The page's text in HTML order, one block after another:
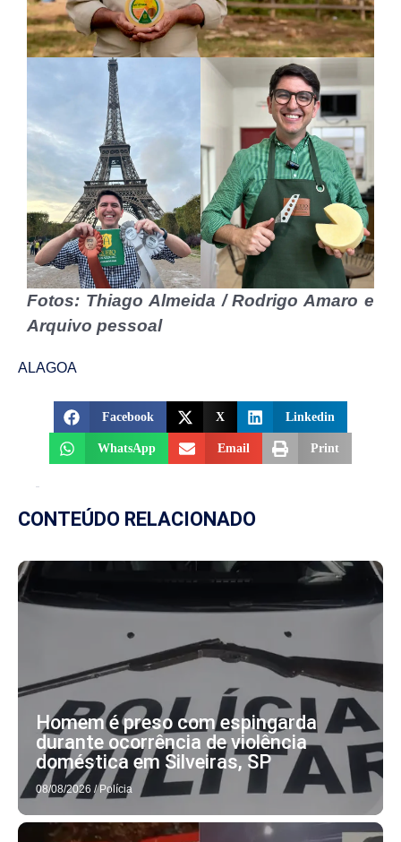
Fotos: Thiago Almeida / Rodrigo Amaro e
Arquivo pessoal
ALAGOA
Facebook X Linkedin
WhatsApp Email Print
CONTEÚDO RELACIONADO
Homem é preso com espingarda
durante ocorrência de violência
doméstica em Silveiras, SP
08/08/2026 / Polícia